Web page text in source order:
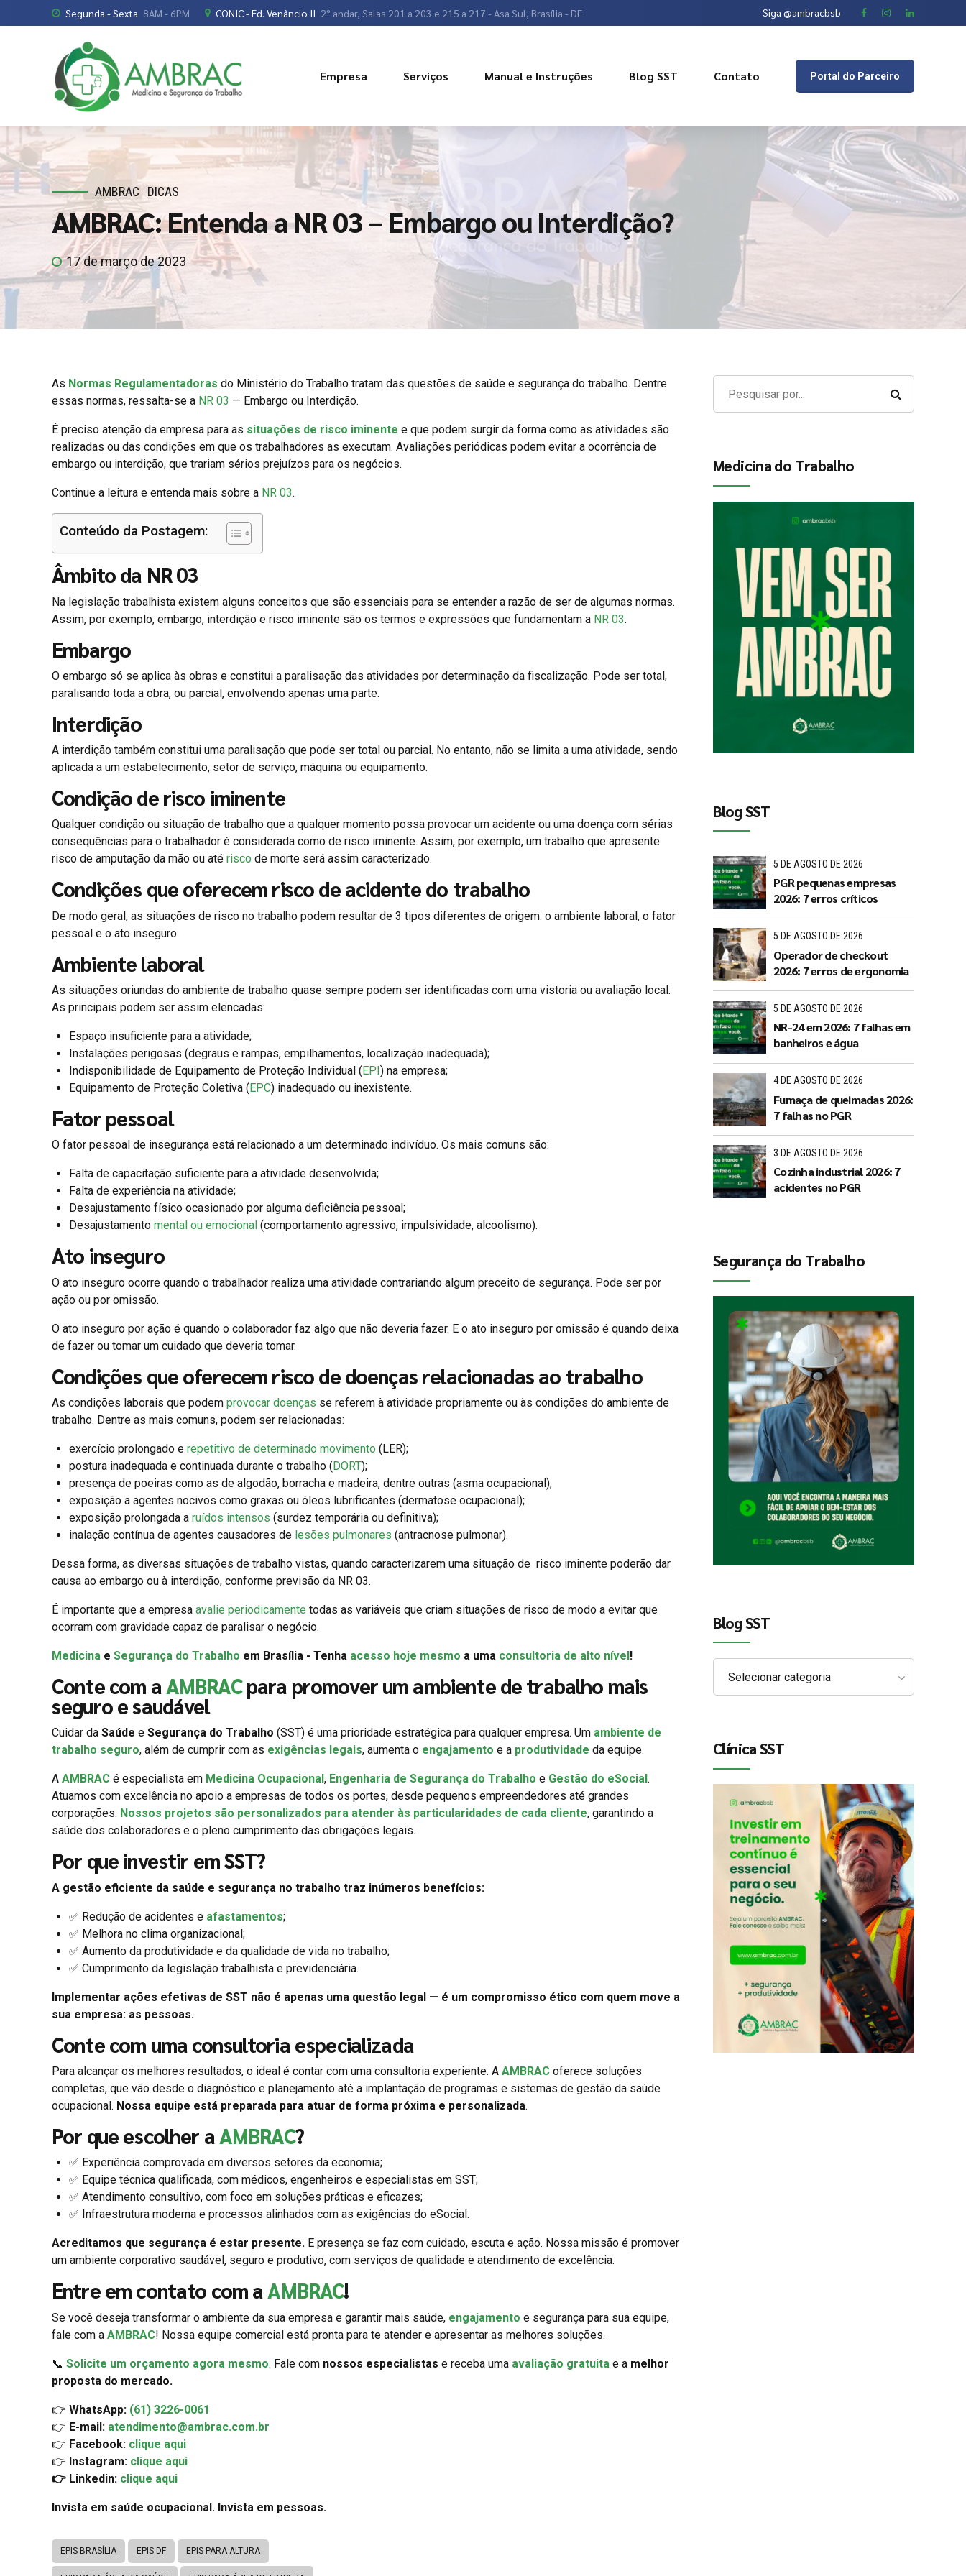
Segunda - Sexta 8AM - 6PM CONIC - Ed. Venâncio II 2° andar, Salas 201 a 203 e 215 a 217 - Asa Sul, Brasília - DF Siga @ambracbsb
Portal do Parceiro
Empresa Serviços Manual e Instruções Blog SST Contato
AMBRAC DICAS
AMBRAC: Entenda a NR 03 – Embargo ou Interdição?
17 de março de 2023
As Normas Regulamentadoras do Ministério do Trabalho tratam das questões de saúde e segurança do trabalho. Dentre
essas normas, ressalta-se a NR 03 — Embargo ou Interdição.
É preciso atenção da empresa para as situações de risco iminente e que podem surgir da forma como as atividades são
realizadas ou das condições em que os trabalhadores as executam. Avaliações periódicas podem evitar a ocorrência de
embargo ou interdição, que trariam sérios prejuízos para os negócios.
Continue a leitura e entenda mais sobre a NR 03.
Conteúdo da Postagem:
Âmbito da NR 03
Na legislação trabalhista existem alguns conceitos que são essenciais para se entender a razão de ser de algumas normas.
Assim, por exemplo, embargo, interdição e risco iminente são os termos e expressões que fundamentam a NR 03.
Embargo
O embargo só se aplica às obras e constitui a paralisação das atividades por determinação da fiscalização. Pode ser total,
paralisando toda a obra, ou parcial, envolvendo apenas uma parte.
Interdição
A interdição também constitui uma paralisação que pode ser total ou parcial. No entanto, não se limita a uma atividade, sendo
aplicada a um estabelecimento, setor de serviço, máquina ou equipamento.
Condição de risco iminente
Qualquer condição ou situação de trabalho que a qualquer momento possa provocar um acidente ou uma doença com sérias
consequências para o trabalhador é considerada como de risco iminente. Assim, por exemplo, um trabalho que apresente
risco de amputação da mão ou até risco de morte será assim caracterizado.
Condições que oferecem risco de acidente do trabalho
De modo geral, as situações de risco no trabalho podem resultar de 3 tipos diferentes de origem: o ambiente laboral, o fator
pessoal e o ato inseguro.
Ambiente laboral
As situações oriundas do ambiente de trabalho quase sempre podem ser identificadas com uma vistoria ou avaliação local.
As principais podem ser assim elencadas:
Espaço insuficiente para a atividade;
Instalações perigosas (degraus e rampas, empilhamentos, localização inadequada);
Indisponibilidade de Equipamento de Proteção Individual (EPI) na empresa;
Equipamento de Proteção Coletiva (EPC) inadequado ou inexistente.
Fator pessoal
O fator pessoal de insegurança está relacionado a um determinado indivíduo. Os mais comuns são:
Falta de capacitação suficiente para a atividade desenvolvida;
Falta de experiência na atividade;
Desajustamento físico ocasionado por alguma deficiência pessoal;
Desajustamento mental ou emocional (comportamento agressivo, impulsividade, alcoolismo).
Ato inseguro
O ato inseguro ocorre quando o trabalhador realiza uma atividade contrariando algum preceito de segurança. Pode ser por
ação ou por omissão.
O ato inseguro por ação é quando o colaborador faz algo que não deveria fazer. E o ato inseguro por omissão é quando deixa
de fazer ou tomar um cuidado que deveria tomar.
Condições que oferecem risco de doenças relacionadas ao trabalho
As condições laborais que podem provocar doenças se referem à atividade propriamente ou às condições do ambiente de
trabalho. Dentre as mais comuns, podem ser relacionadas:
exercício prolongado e repetitivo de determinado movimento (LER);
postura inadequada e continuada durante o trabalho (DORT);
presença de poeiras como as de algodão, borracha e madeira, dentre outras (asma ocupacional);
exposição a agentes nocivos como graxas ou óleos lubrificantes (dermatose ocupacional);
exposição prolongada a ruídos intensos (surdez temporária ou definitiva);
inalação contínua de agentes causadores de lesões pulmonares (antracnose pulmonar).
Dessa forma, as diversas situações de trabalho vistas, quando caracterizarem uma situação de risco iminente poderão dar
causa ao embargo ou à interdição, conforme previsão da NR 03.
É importante que a empresa avalie periodicamente todas as variáveis que criam situações de risco de modo a evitar que
ocorram com gravidade capaz de paralisar o negócio.
Medicina e Segurança do Trabalho em Brasília - Tenha acesso hoje mesmo a uma consultoria de alto nível!
Conte com aAMBRACpara promover um ambiente de trabalho mais
seguro e saudável
Cuidar da Saúde e Segurança do Trabalho (SST) é uma prioridade estratégica para qualquer empresa. Um ambiente de
trabalho seguro, além de cumprir com as exigências legais, aumenta o engajamento e a produtividade da equipe.
A AMBRAC é especialista em Medicina Ocupacional , Engenharia de Segurança do Trabalho e Gestão do eSocial .
Atuamos com excelência no apoio a empresas de todos os portes, desde pequenos empreendedores até grandes
corporações. Nossos projetos são personalizados para atender às particularidades de cada cliente, garantindo a
saúde dos colaboradores e o pleno cumprimento das obrigações legais.
Por que investir em SST?
A gestão eficiente da saúde e segurança no trabalho traz inúmeros benefícios:
✅ Redução de acidentes e afastamentos;
✅ Melhora no clima organizacional;
✅ Aumento da produtividade e da qualidade de vida no trabalho;
✅ Cumprimento da legislação trabalhista e previdenciária.
Implementar ações efetivas de SST não é apenas uma questão legal — é um compromisso ético com quem move a
sua empresa: as pessoas.
Conte com uma consultoria especializada
Para alcançar os melhores resultados, o ideal é contar com uma consultoria experiente. A AMBRAC oferece soluções
completas, que vão desde o diagnóstico e planejamento até a implantação de programas e sistemas de gestão da saúde
ocupacional. Nossa equipe está preparada para atuar de forma próxima e personalizada.
Por que escolher aAMBRAC?
✅ Experiência comprovada em diversos setores da economia;
✅ Equipe técnica qualificada, com médicos, engenheiros e especialistas em SST;
✅ Atendimento consultivo, com foco em soluções práticas e eficazes;
✅ Infraestrutura moderna e processos alinhados com as exigências do eSocial.
Acreditamos que segurança é estar presente. E presença se faz com cuidado, escuta e ação. Nossa missão é promover
um ambiente corporativo saudável, seguro e produtivo, com serviços de qualidade e atendimento de excelência.
Entre em contato com aAMBRAC!
Se você deseja transformar o ambiente da sua empresa e garantir mais saúde, engajamento e segurança para sua equipe,
fale com a AMBRAC! Nossa equipe comercial está pronta para te atender e apresentar as melhores soluções.
📞 Solicite um orçamento agora mesmo. Fale com nossos especialistas e receba uma avaliação gratuita e a melhor
proposta do mercado.
👉 WhatsApp: (61) 3226-0061
👉 E-mail: atendimento@ambrac.com.br
👉 Facebook: clique aqui
👉 Instagram: clique aqui
👉 Linkedin: clique aqui
Invista em saúde ocupacional. Invista em pessoas.
EPIS BRASÍLIA EPIS DF EPIS PARA ALTURA
Medicina do Trabalho
Blog SST
5 DE AGOSTO DE 2026
PGR pequenas empresas
2026: 7 erros críticos
5 DE AGOSTO DE 2026
Operador de checkout
2026: 7 erros de ergonomia
5 DE AGOSTO DE 2026
NR-24 em 2026: 7 falhas em
banheiros e água
4 DE AGOSTO DE 2026
Fumaça de queimadas 2026:
7 falhas no PGR
3 DE AGOSTO DE 2026
Cozinha industrial 2026: 7
acidentes no PGR
Segurança do Trabalho
Blog SST
Selecionar categoria
Clínica SST